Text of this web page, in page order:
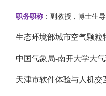
职务职称：副教授， 博士生
生态环境部城市空气颗粒
中国气象局-南开大学大
天津市软件体验与人机交